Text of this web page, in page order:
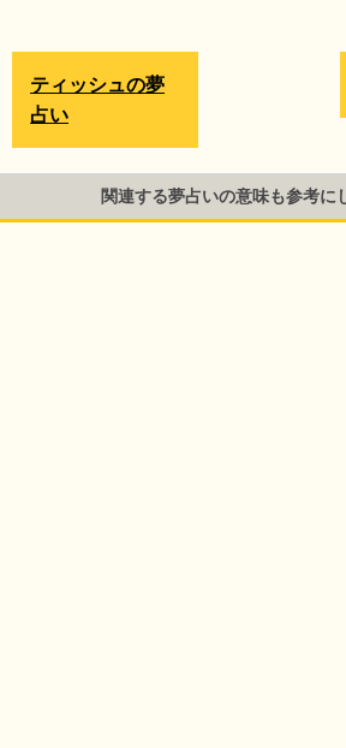
ティッシュの夢
占い
関連する夢占いの意味も参考に